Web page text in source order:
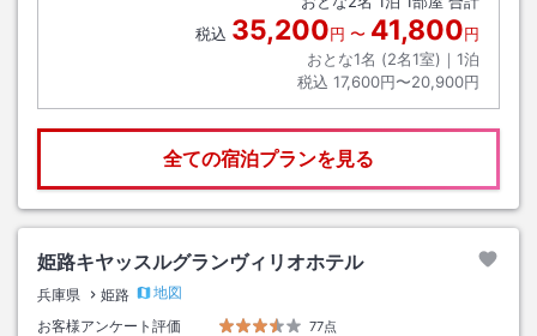
税込 35,200円 〜 41,800円
おとな1名 (2名1室)｜ 1泊
税込 17,600円〜20,900円
全ての宿泊プランを見る
姫路キヤッスルグランヴィリオホテル
兵庫県 姫路
地図
お客様アンケート評価
77点